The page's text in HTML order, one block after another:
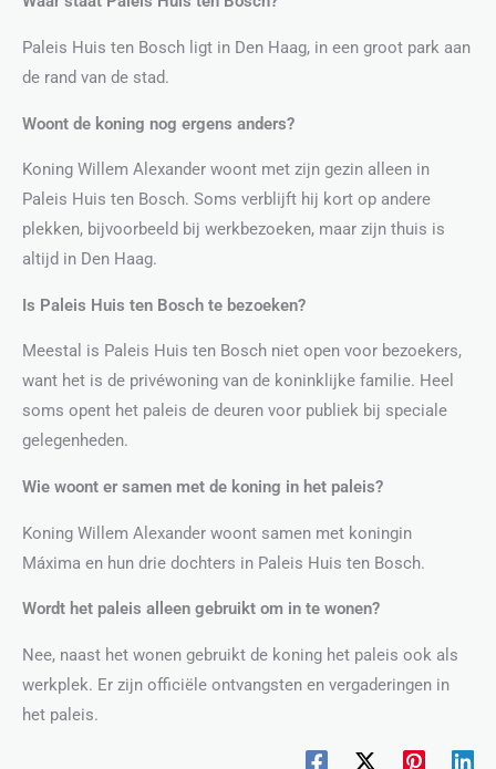
Paleis Huis ten Bosch ligt in Den Haag, in een groot park aan
de rand van de stad.
Woont de koning nog ergens anders?
Koning Willem Alexander woont met zijn gezin alleen in
Paleis Huis ten Bosch. Soms verblijft hij kort op andere
plekken, bijvoorbeeld bij werkbezoeken, maar zijn thuis is
altijd in Den Haag.
Is Paleis Huis ten Bosch te bezoeken?
Meestal is Paleis Huis ten Bosch niet open voor bezoekers,
want het is de privéwoning van de koninklijke familie. Heel
soms opent het paleis de deuren voor publiek bij speciale
gelegenheden.
Wie woont er samen met de koning in het paleis?
Koning Willem Alexander woont samen met koningin
Máxima en hun drie dochters in Paleis Huis ten Bosch.
Wordt het paleis alleen gebruikt om in te wonen?
Nee, naast het wonen gebruikt de koning het paleis ook als
werkplek. Er zijn officiële ontvangsten en vergaderingen in
het paleis.